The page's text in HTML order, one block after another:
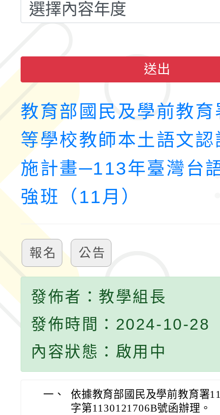
送出
教育部國民及學前教
等學校教師本土語文
施計畫─113年臺灣台
強班（11月）
報名 公告
發佈者：教學組長
發佈時間：2024-10-28
內容狀態：啟用中
一、
依據教育部國民及學前教育署
字第1130121706B號函辦理。